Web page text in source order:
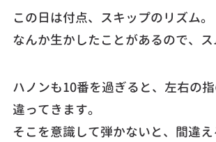
この日は付点、スキップのリズム。
なんか生かしたことがあるので、ス
ハノンも10番を過ぎると、左右の
違ってきます。
そこを意識して弾かないと、間違